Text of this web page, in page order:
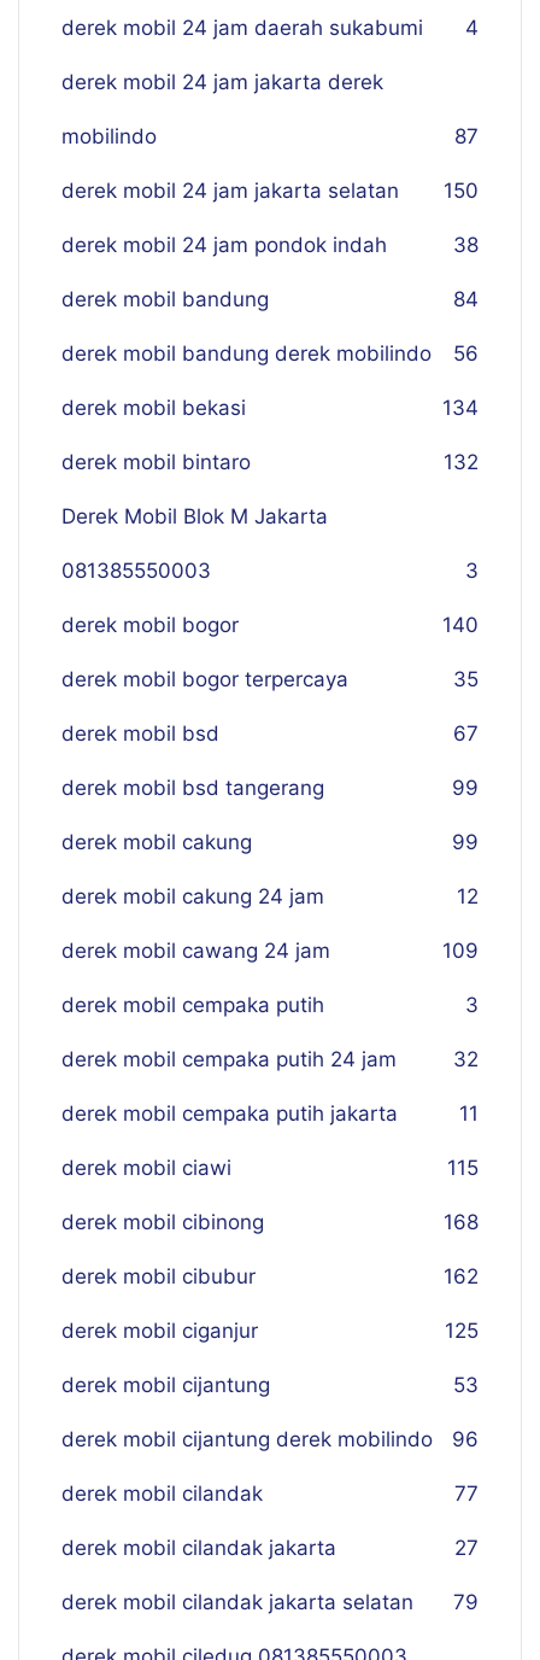
derek mobil 24 jam daerah sukabumi 4
derek mobil 24 jam jakarta derek
mobilindo 87
derek mobil 24 jam jakarta selatan 150
derek mobil 24 jam pondok indah 38
derek mobil bandung 84
derek mobil bandung derek mobilindo 56
derek mobil bekasi 134
derek mobil bintaro 132
Derek Mobil Blok M Jakarta
081385550003 3
derek mobil bogor 140
derek mobil bogor terpercaya 35
derek mobil bsd 67
derek mobil bsd tangerang 99
derek mobil cakung 99
derek mobil cakung 24 jam 12
derek mobil cawang 24 jam 109
derek mobil cempaka putih 3
derek mobil cempaka putih 24 jam 32
derek mobil cempaka putih jakarta 11
derek mobil ciawi 115
derek mobil cibinong 168
derek mobil cibubur 162
derek mobil ciganjur 125
derek mobil cijantung 53
derek mobil cijantung derek mobilindo 96
derek mobil cilandak 77
derek mobil cilandak jakarta 27
derek mobil cilandak jakarta selatan 79